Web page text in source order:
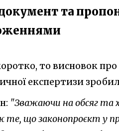
та
то висновок
експертизи
"Зважаючи на обсяг та
що законопроєкт у